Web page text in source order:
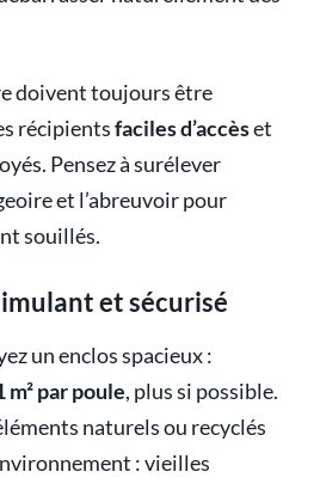
doivent toujours être
récipientsfaciles d’accèset
Pensez à surélever
et l’abreuvoir pour
souillés.
et sécurisé
un enclos spacieux :
m² par poule, plus si possible.
naturels ou recyclés
: vieilles